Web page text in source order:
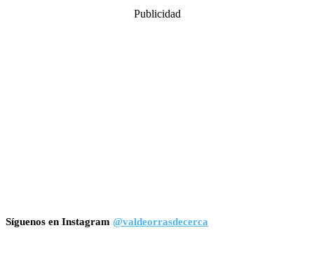
Publicidad
Síguenos en Instagram @valdeorrasdecerca